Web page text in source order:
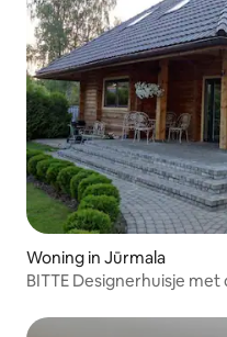
Woning in Jūrmala
BITTE Designerhuisje